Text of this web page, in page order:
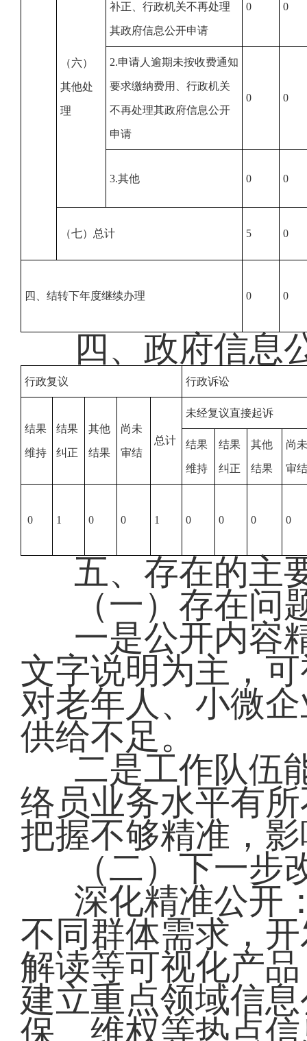
（六）
其他处
理
补正、行政机关不再处理
其政府信息公开申请
0 0
2.申请人逾期未按收费通知
要求缴纳费用、行政机关
不再处理其政府信息公开
申请
0 0
3.其他 0 0
（七）总计 5 0
四、结转下年度继续办理 0 0
四、政府信息
行政复议 行政诉讼
结果
维持
结果
纠正
其他
结果
尚未
审结
总计
未经复议直接起诉
结果
维持
结果
纠正
其他
结果
尚未
审结
0 1 0 0 1 0 0 0 0
五、存在的主
（一）存在问
一是公开内容
文字说明为主，
对老年人、小微
供给不足。
二是工作队伍
络员业务水平有
把握不够精准，
（二）下一步
深化精准公开
不同群体需求，
解读等可视化产
建立重点领域信
保、维权等热点